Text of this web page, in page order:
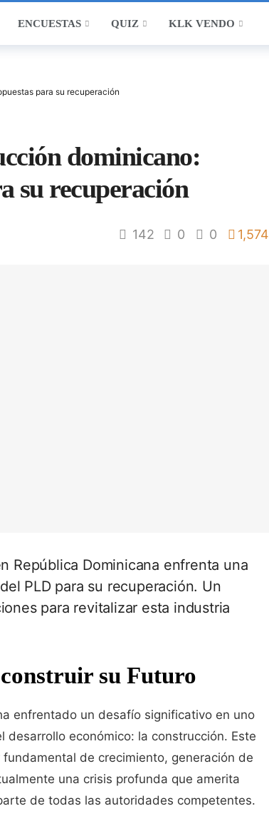
ENCUESTAS QUIZ KLK VENDO
para su recuperación
dominicano:
su recuperación
142 0 0 1,574
República Dominicana enfrenta una
PLD para su recuperación. Un
para revitalizar esta industria
su Futuro
enfrentado un desafío significativo en uno
económico: la construcción. Este
de crecimiento, generación de
una crisis profunda que amerita
de todas las autoridades competentes.